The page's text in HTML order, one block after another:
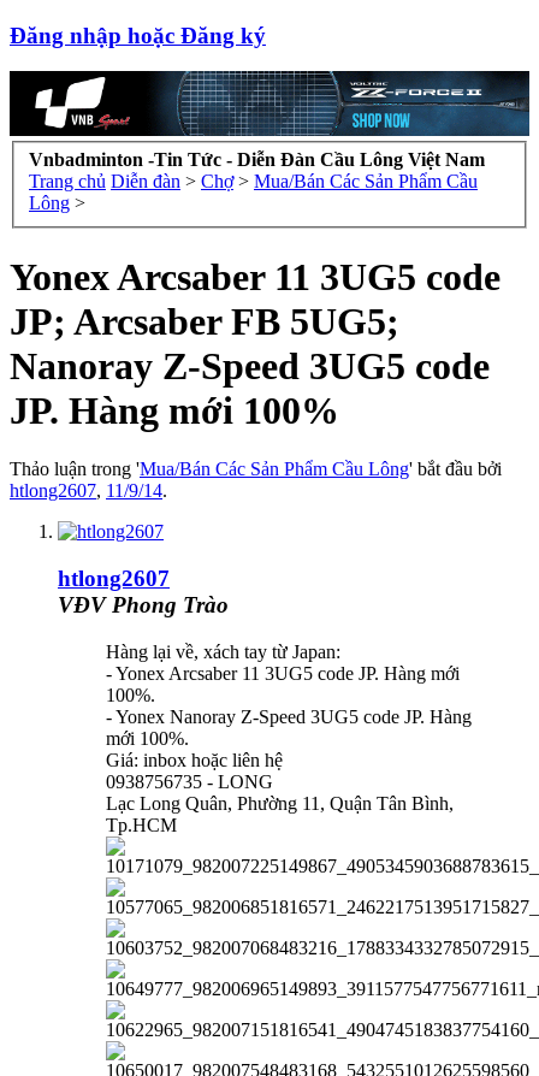
Đăng nhập hoặc Đăng ký
Vnbadminton -Tin Tức - Diễn Đàn Cầu Lông Việt Nam
Trang chủ Diễn đàn > Chợ > Mua/Bán Các Sản Phẩm Cầu
Lông >
Yonex Arcsaber 11 3UG5 code
JP; Arcsaber FB 5UG5;
Nanoray Z-Speed 3UG5 code
JP. Hàng mới 100%
Thảo luận trong 'Mua/Bán Các Sản Phẩm Cầu Lông' bắt đầu bởi
htlong2607, 11/9/14.
htlong2607
VĐV Phong Trào
Hàng lại về, xách tay từ Japan:
- Yonex Arcsaber 11 3UG5 code JP. Hàng mới
100%.
- Yonex Nanoray Z-Speed 3UG5 code JP. Hàng
mới 100%.
Giá: inbox hoặc liên hệ
0938756735 - LONG
Lạc Long Quân, Phường 11, Quận Tân Bình,
Tp.HCM